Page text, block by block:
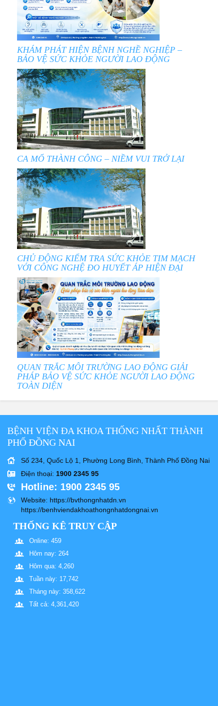
KHÁM PHÁT HIỆN BỆNH NGHỀ NGHIỆP –
BẢO VỆ SỨC KHỎE NGƯỜI LAO ĐỘNG
CA MỔ THÀNH CÔNG – NIỀM VUI TRỞ LẠI
CHỦ ĐỘNG KIỂM TRA SỨC KHỎE TIM MẠCH
VỚI CÔNG NGHỆ ĐO HUYẾT ÁP HIỆN ĐẠI
QUAN TRẮC MÔI TRƯỜNG LAO ĐỘNG GIẢI
PHÁP BẢO VỆ SỨC KHỎE NGƯỜI LAO ĐỘNG
TOÀN DIỆN
BỆNH VIỆN ĐA KHOA THỐNG NHẤT THÀNH
PHỐ ĐỒNG NAI
Số 234, Quốc Lộ 1, Phường Long Bình, Thành Phố Đồng Nai
Điện thoại: 1900 2345 95
Hotline: 1900 2345 95
Website: https://bvthongnhatdn.vn
https://benhviendakhoathongnhatdongnai.vn
THỐNG KÊ TRUY CẬP
Online: 459
Hôm nay: 264
Hôm qua: 4,260
Tuần này: 17,742
Tháng này: 358,622
Tất cả: 4,361,420